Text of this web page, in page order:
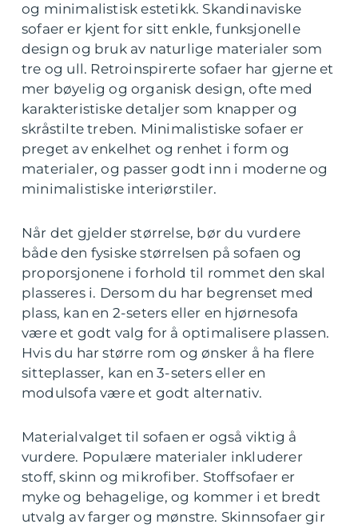
og minimalistisk estetikk. Skandinaviske
sofaer er kjent for sitt enkle, funksjonelle
design og bruk av naturlige materialer som
tre og ull. Retroinspirerte sofaer har gjerne et
mer bøyelig og organisk design, ofte med
karakteristiske detaljer som knapper og
skråstilte treben. Minimalistiske sofaer er
preget av enkelhet og renhet i form og
materialer, og passer godt inn i moderne og
minimalistiske interiørstiler.
Når det gjelder størrelse, bør du vurdere
både den fysiske størrelsen på sofaen og
proporsjonene i forhold til rommet den skal
plasseres i. Dersom du har begrenset med
plass, kan en 2-seters eller en hjørnesofa
være et godt valg for å optimalisere plassen.
Hvis du har større rom og ønsker å ha flere
sitteplasser, kan en 3-seters eller en
modulsofa være et godt alternativ.
Materialvalget til sofaen er også viktig å
vurdere. Populære materialer inkluderer
stoff, skinn og mikrofiber. Stoffsofaer er
myke og behagelige, og kommer i et bredt
utvalg av farger og mønstre. Skinnsofaer gir